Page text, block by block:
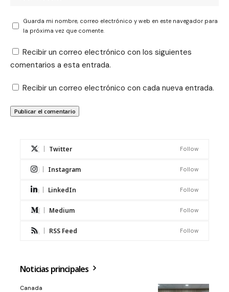
Guarda mi nombre, correo electrónico y web en este navegador para
la próxima vez que comente.
Recibir un correo electrónico con los siguientes
comentarios a esta entrada.
Recibir un correo electrónico con cada nueva entrada.
Twitter Follow
Instagram Follow
LinkedIn Follow
Medium Follow
RSS Feed Follow
Noticias principales
Canada